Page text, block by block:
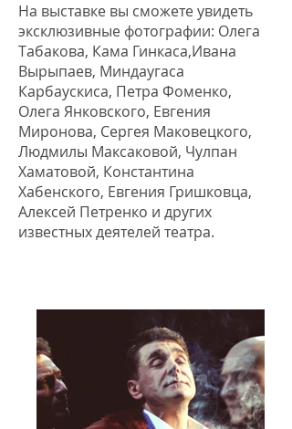
На выставке вы сможете увидеть
эксклюзивные фотографии: Олега
Табакова, Кама Гинкаса,Ивана
Вырыпаев, Миндаугаса
Карбаускиса, Петра Фоменко,
Олега Янковского, Евгения
Миронова, Сергея Маковецкого,
Людмилы Максаковой, Чулпан
Хаматовой, Константина
Хабенского, Евгения Гришковца,
Алексей Петренко и других
известных деятелей театра.